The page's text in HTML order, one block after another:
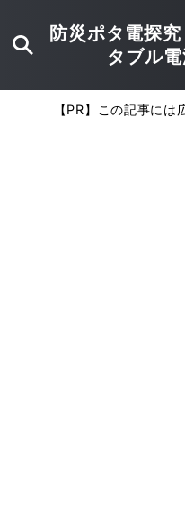
防災ポタ電探
タブル
【PR】この記事には